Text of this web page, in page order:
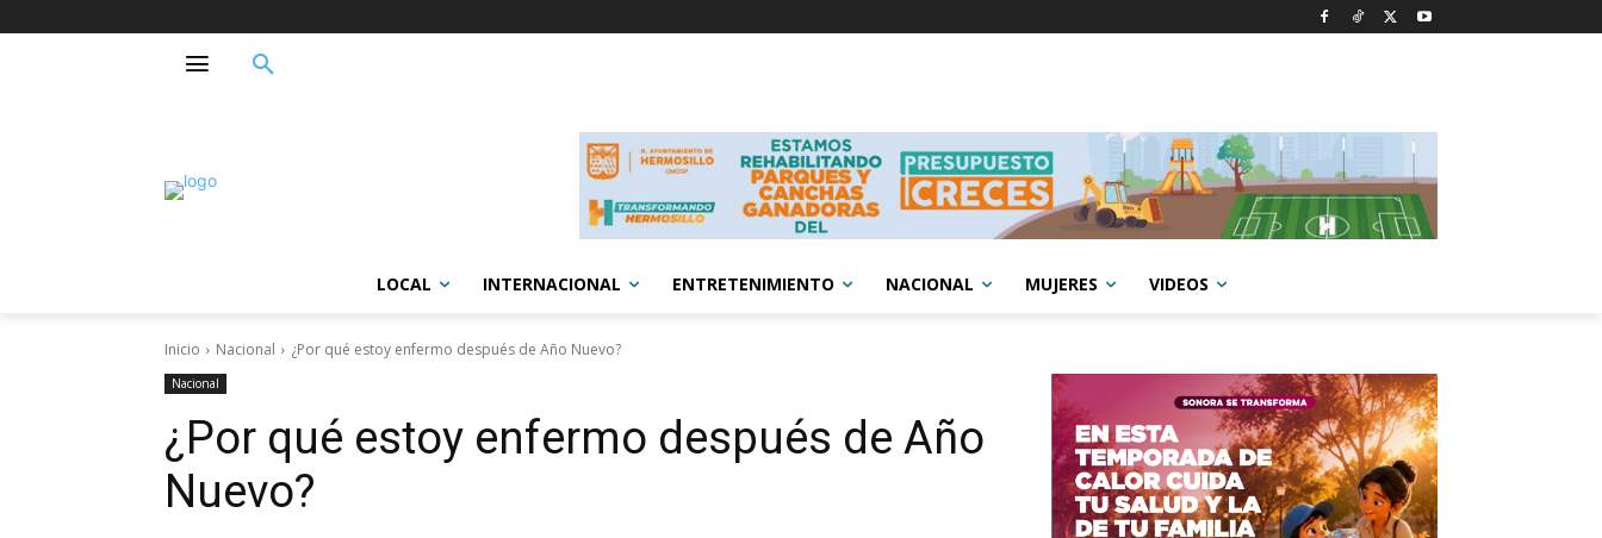
LOCAL INTERNACIONAL ENTRETENIMIENTO NACIONAL MUJERES VIDEOS
Inicio Nacional ¿Por qué estoy enfermo después de Año Nuevo?
Nacional
¿Por qué estoy enfermo después de Año
Nuevo?